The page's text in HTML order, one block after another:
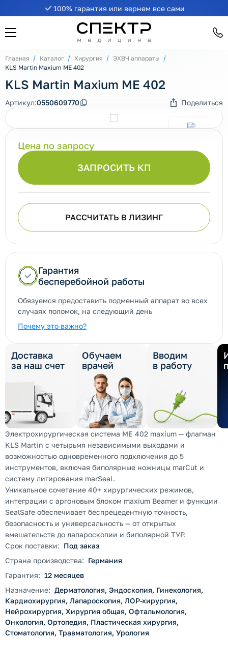
100% гарантия или вернем все сами
Главная Каталог Хирургия
ЭХВЧ аппараты
KLS Martin Maxium ME 402
KLS Martin Maxium ME 402
Артикул:0550609770 Поделиться
ЗАПРОСИТЬ КП
Цена по запросу
РАССЧИТАТЬ В ЛИЗИНГ
Гарантия
бесперебойной работы
Обязуемся предоставить подменный аппарат во всех
случаях поломок, на следующий день
Почему это важно?
Доставка
за наш счет
Обучаем
врачей
Вводим
в работу
Электрохирургическая система ME 402 maxium — флагман
KLS Martin с четырьмя независимыми выходами и
возможностью одновременного подключения до 5
инструментов, включая биполярные ножницы marCut и
систему лигирования marSeal.
Уникальное сочетание 40+ хирургических режимов,
интеграции с аргоновым блоком maxium Beamer и функции
SealSafe обеспечивает беспрецедентную точность,
безопасность и универсальность — от открытых
вмешательств до лапароскопии и биполярной ТУР.
Срок поставки: Под заказ
Страна производства: Германия
Гарантия: 12 месяцев
Назначение: Дерматология, Эндоскопия, Гинекология,
Кардиохирургия, Лапароскопия, ЛОР-хирургия,
Нейрохирургия, Хирургия общая, Офтальмология,
Онкология, Ортопедия, Пластическая хирургия,
Стоматология, Травматология, Урология